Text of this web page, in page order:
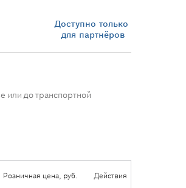
Доступно только
для партнёров
или до транспортной
Розничная цена, руб. Действия